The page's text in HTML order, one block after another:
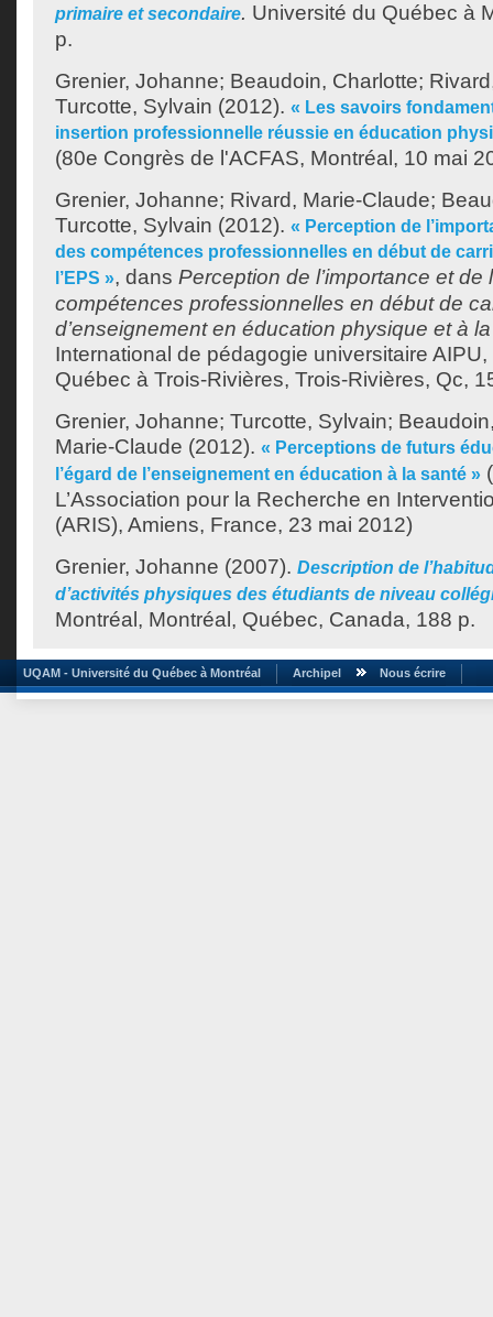
primaire et secondaire. Université du Québec à
p.
Grenier, Johanne; Beaudoin, Charlotte;
Turcotte, Sylvain (2012). « Les savoirs
insertion professionnelle réussie en éducation
(80e Congrès de l'ACFAS, Montréal, 10 mai
Grenier, Johanne; Rivard, Marie-Claude;
Turcotte, Sylvain (2012). « Perception de
des compétences professionnelles en début de
l’EPS », dans Perception de l’importance et de
compétences professionnelles en début de
d’enseignement en éducation physique et à
International de pédagogie universitaire
Québec à Trois-Rivières, Trois-Rivières, Qc,
Grenier, Johanne; Turcotte, Sylvain;
Marie-Claude (2012). « Perceptions de futurs
l’égard de l’enseignement en éducation à la santé »
L’Association pour la Recherche en
(ARIS), Amiens, France, 23 mai 2012)
Grenier, Johanne (2007). Description de
d’activités physiques des étudiants de niveau
Montréal, Montréal, Québec, Canada, 188 p.
UQAM - Université du Québec à Montréal Archipel Nous écrire